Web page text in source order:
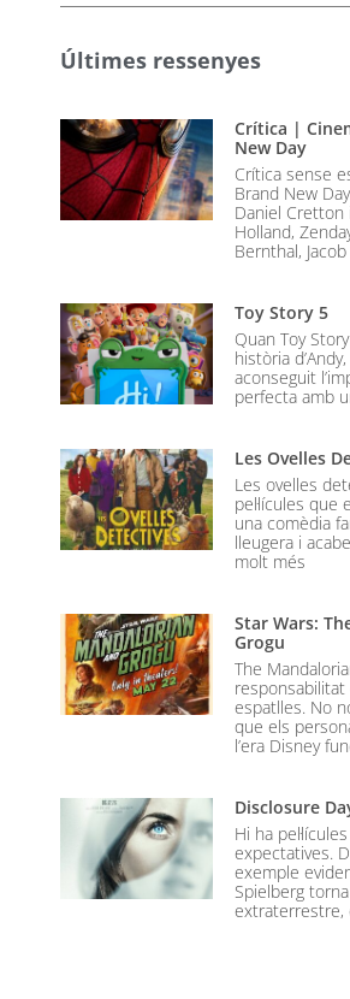
Últimes ressenyes
Crítica |
New Day
Crítica sense
Brand New
Daniel Cretton
Holland,
Bernthal,
Toy Story 5
Quan Toy
història
aconseguit
perfecta amb
Les Ovelles
Les ovelles
pel·lícules
una comèdia
lleugera i
molt més
Star Wars:
Grogu
The
espatlles. No
que els
l’era Disney
Disclosure
Hi ha
expectatives.
exemple
Spielberg
extraterrestre,